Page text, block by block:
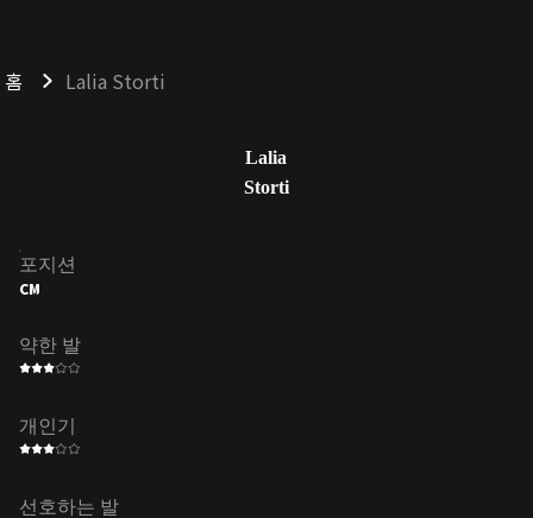
홈 Lalia Storti
Lalia
Storti
포지션
CM
약한 발
개인기
선호하는 발